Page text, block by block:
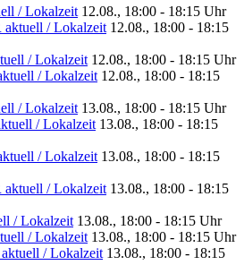
/ Lokalzeit 12.08., 18:00 - 18:15 Uhr
aktuell / Lokalzeit 12.08., 18:00 - 18:15
/ Lokalzeit 12.08., 18:00 - 18:15 Uhr
/ Lokalzeit 12.08., 18:00 - 18:15
/ Lokalzeit 13.08., 18:00 - 18:15 Uhr
/ Lokalzeit 13.08., 18:00 - 18:15
/ Lokalzeit 13.08., 18:00 - 18:15
aktuell / Lokalzeit 13.08., 18:00 - 18:15
/ Lokalzeit 13.08., 18:00 - 18:15 Uhr
/ Lokalzeit 13.08., 18:00 - 18:15 Uhr
/ Lokalzeit 13.08., 18:00 - 18:15